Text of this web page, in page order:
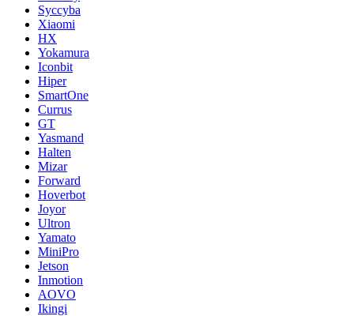
Syccyba
Xiaomi
HX
Yokamura
Iconbit
Hiper
SmartOne
Currus
GT
Yasmand
Halten
Mizar
Forward
Hoverbot
Joyor
Ultron
Yamato
MiniPro
Jetson
Inmotion
AOVO
Ikingi